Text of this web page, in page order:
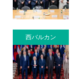
西バルカン